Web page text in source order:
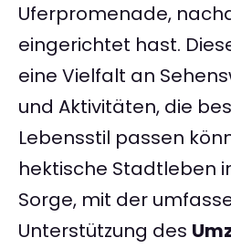
Uferpromenade,
eingerichtet hast.
eine Vielfalt an
und Aktivitäten, die
Lebensstil passen
hektische Stadtleben
Sorge, mit der
Unterstützung des